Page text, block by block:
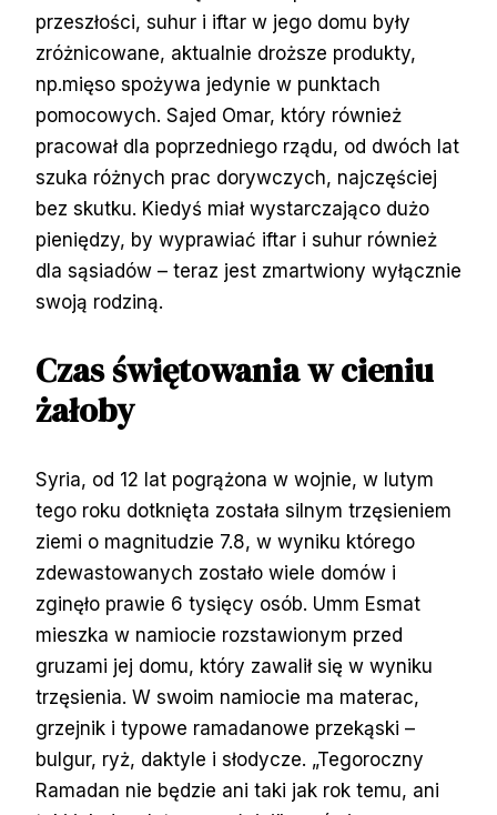
przeszłości, suhur i iftar w jego domu były
zróżnicowane, aktualnie droższe produkty,
np.mięso spożywa jedynie w punktach
pomocowych. Sajed Omar, który również
pracował dla poprzedniego rządu, od dwóch lat
szuka różnych prac dorywczych, najczęściej
bez skutku. Kiedyś miał wystarczająco dużo
pieniędzy, by wyprawiać iftar i suhur również
dla sąsiadów – teraz jest zmartwiony wyłącznie
swoją rodziną.
Czas świętowania w cieniu
żałoby
Syria, od 12 lat pogrążona w wojnie, w lutym
tego roku dotknięta została silnym trzęsieniem
ziemi o magnitudzie 7.8, w wyniku którego
zdewastowanych zostało wiele domów i
zginęło prawie 6 tysięcy osób. Umm Esmat
mieszka w namiocie rozstawionym przed
gruzami jej domu, który zawalił się w wyniku
trzęsienia. W swoim namiocie ma materac,
grzejnik i typowe ramadanowe przekąski –
bulgur, ryż, daktyle i słodycze. „Tegoroczny
Ramadan nie będzie ani taki jak rok temu, ani